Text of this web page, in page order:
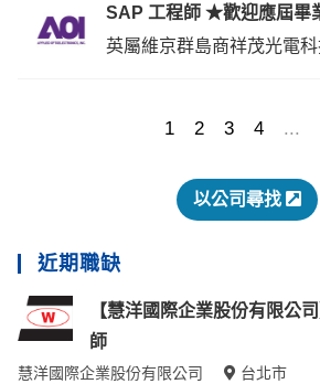
SAP 工程師 ★歡迎應屆畢
英屬維京群島商祥茂光電科
1 2 3 4 ...
以公司尋找
近期職缺
【慧洋國際企業股份有限公
師
慧洋國際企業股份有限公司 台北市